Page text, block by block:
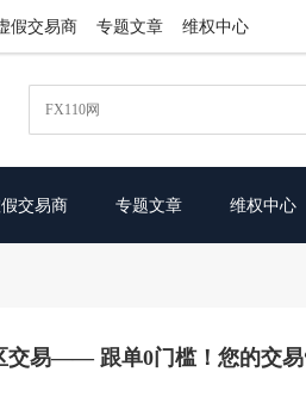
假交易商 专题文章 维权中心
假交易商 专题文章 维权中心
交易—— 跟单0门槛！您的交易